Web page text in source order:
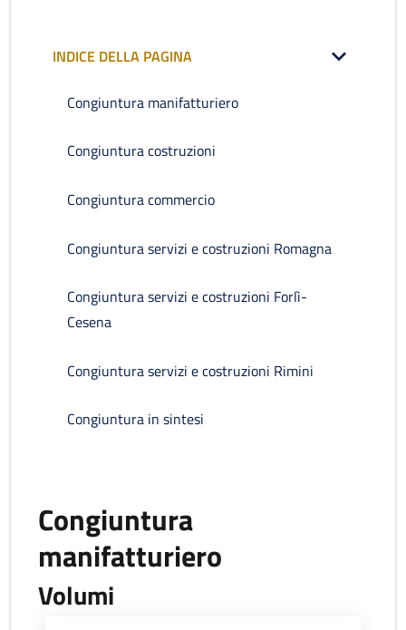
INDICE DELLA PAGINA
Congiuntura manifatturiero
Congiuntura costruzioni
Congiuntura commercio
Congiuntura servizi e costruzioni Romagna
Congiuntura servizi e costruzioni Forlì-
Cesena
Congiuntura servizi e costruzioni Rimini
Congiuntura in sintesi
Congiuntura
manifatturiero
Volumi